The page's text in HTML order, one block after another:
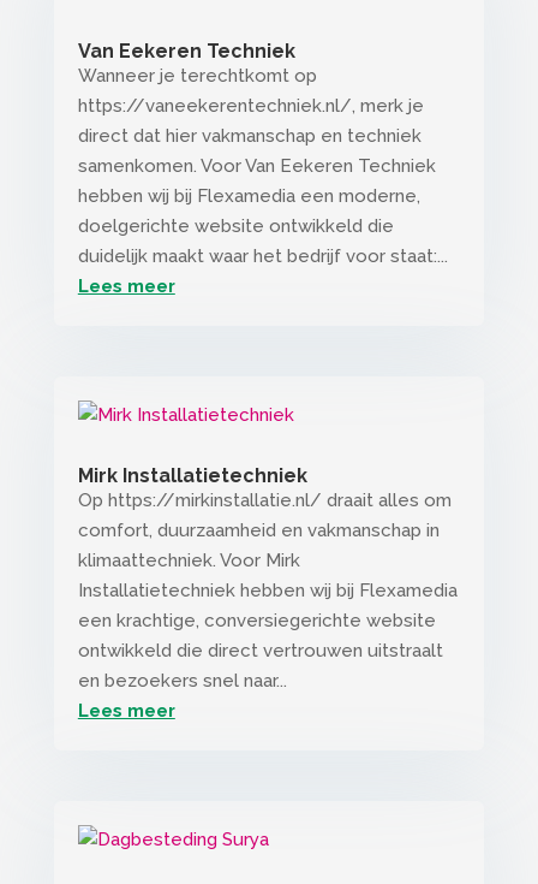
Van Eekeren Techniek
Wanneer je terechtkomt op
https://vaneekerentechniek.nl/, merk je
direct dat hier vakmanschap en techniek
samenkomen. Voor Van Eekeren Techniek
hebben wij bij Flexamedia een moderne,
doelgerichte website ontwikkeld die
duidelijk maakt waar het bedrijf voor staat:...
Lees meer
Mirk Installatietechniek
Op https://mirkinstallatie.nl/ draait alles om
comfort, duurzaamheid en vakmanschap in
klimaattechniek. Voor Mirk
Installatietechniek hebben wij bij Flexamedia
een krachtige, conversiegerichte website
ontwikkeld die direct vertrouwen uitstraalt
en bezoekers snel naar...
Lees meer